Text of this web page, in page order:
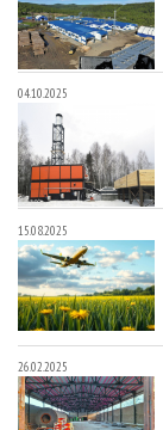
04.10.2025
15.08.2025
26.02.2025